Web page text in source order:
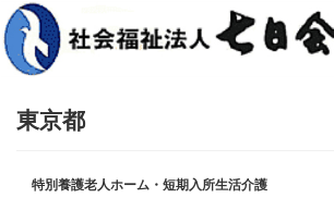
東京都
特別養護老人ホーム・短期入所生活介護